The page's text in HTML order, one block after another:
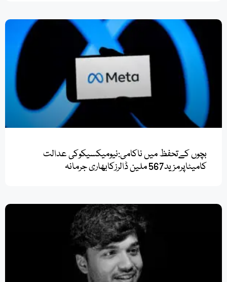
بچوں کےتحفظ میں ناکامی:نیومیکسیکوکی عدالت
کامیٹاپرمزید567 ملین ڈالرزکابھاری جرمانہ